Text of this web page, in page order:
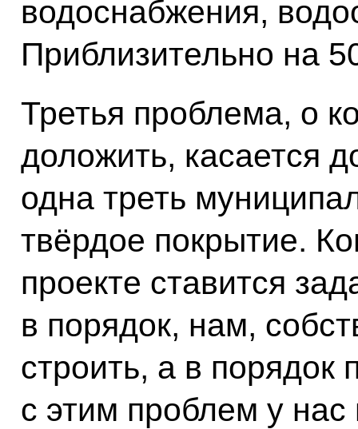
водоснабжения,
Приблизительно на
Третья проблема, о
доложить, касается
одна треть
твёрдое покрытие.
проекте ставится
в порядок, нам,
строить, а в
с этим проблем у нас